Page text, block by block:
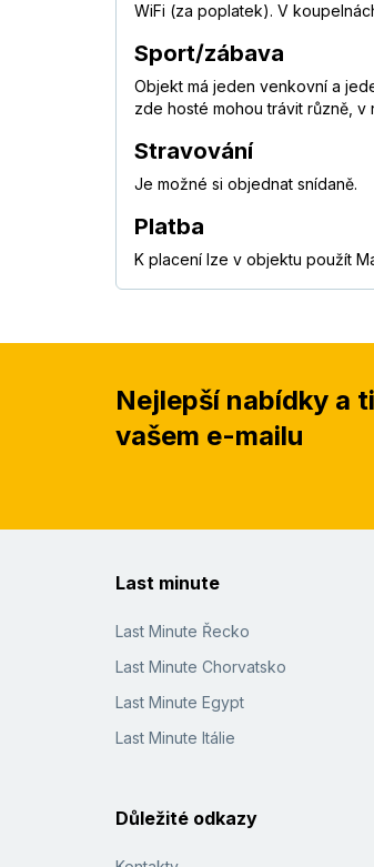
WiFi (za poplatek). V
Sport/zábava
Objekt má jeden venkovní a
zde hosté mohou trávit různě, v
Stravování
Je možné si objednat snídaně.
Platba
K placení lze v objektu použít
Nejlepší nabídky a
vašem e-mailu
Last minute
Last Minute Řecko
Last Minute Chorvatsko
Last Minute Egypt
Last Minute Itálie
Důležité odkazy